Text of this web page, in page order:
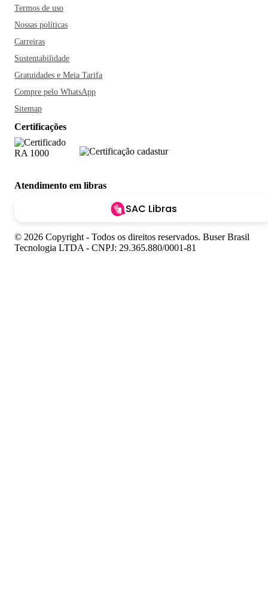
Termos de uso
Nossas políticas
Carreiras
Sustentabilidade
Gratuidades e Meia Tarifa
Compre pelo WhatsApp
Sitemap
Certificações
Atendimento em libras
SAC Libras
© 2026 Copyright - Todos os direitos reservados. Buser Brasil
Tecnologia LTDA - CNPJ: 29.365.880/0001-81